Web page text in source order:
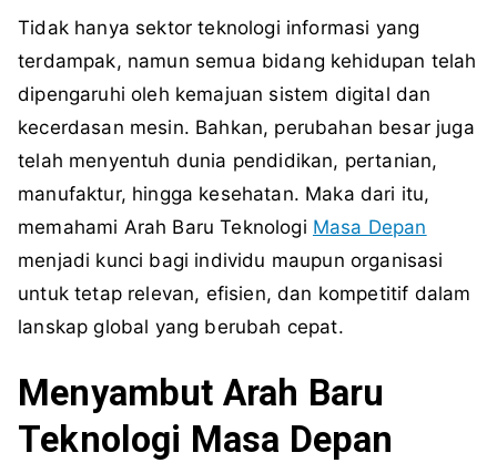
Tidak hanya sektor teknologi informasi yang
terdampak, namun semua bidang kehidupan telah
dipengaruhi oleh kemajuan sistem digital dan
kecerdasan mesin. Bahkan, perubahan besar juga
telah menyentuh dunia pendidikan, pertanian,
manufaktur, hingga kesehatan. Maka dari itu,
memahami Arah Baru Teknologi Masa Depan
menjadi kunci bagi individu maupun organisasi
untuk tetap relevan, efisien, dan kompetitif dalam
lanskap global yang berubah cepat.
Menyambut Arah Baru
Teknologi Masa Depan